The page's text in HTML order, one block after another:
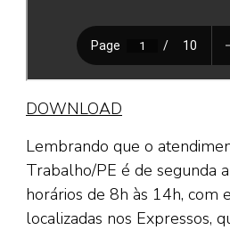
DOWNLOAD
Lembrando que o
Trabalho/PE é de segunda
horários de 8h às 14h, com
localizadas nos Expressos,